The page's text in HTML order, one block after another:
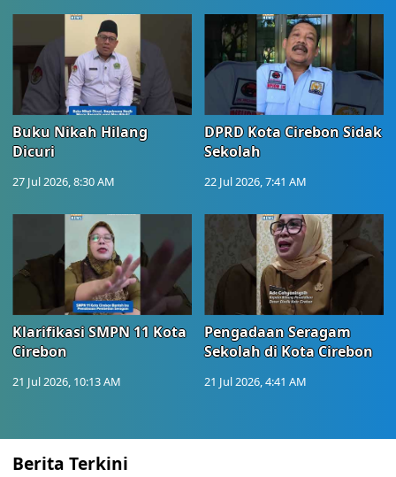
Buku Nikah Hilang
Dicuri
27 Jul 2026, 8:30 AM
DPRD Kota Cirebon Sidak
Sekolah
22 Jul 2026, 7:41 AM
Klarifikasi SMPN 11 Kota
Cirebon
21 Jul 2026, 10:13 AM
Pengadaan Seragam
Sekolah di Kota Cirebon
21 Jul 2026, 4:41 AM
Berita Terkini